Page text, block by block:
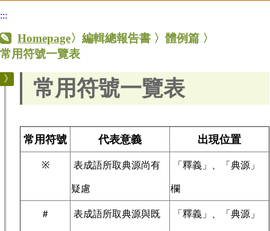
:::
Homepage〉編輯總報告書 〉體例篇 〉
常用符號一覽表
常用符號一覽表
常用符號 代表意義 出現位置
※ 表成語所取典源尚有
疑慮
「釋義」、「典源」
欄
＃ 表成語所取典源與既 「釋義」、「典源」